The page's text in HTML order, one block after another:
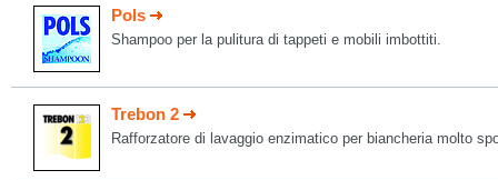
Pols
Shampoo per la pulitura di tappeti e mobili imbottiti.
Trebon 2
Rafforzatore di lavaggio enzimatico per biancheria molto